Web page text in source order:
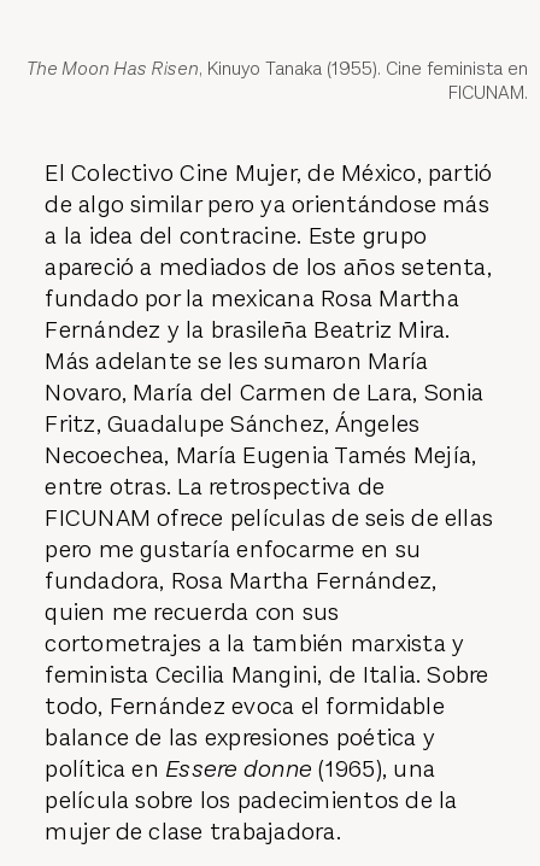
The Moon Has Risen, Kinuyo Tanaka (1955). Cine feminista en
FICUNAM.
El Colectivo Cine Mujer, de México, partió
de algo similar pero ya orientándose más
a la idea del contracine. Este grupo
apareció a mediados de los años setenta,
fundado por la mexicana Rosa Martha
Fernández y la brasileña Beatriz Mira.
Más adelante se les sumaron María
Novaro, María del Carmen de Lara, Sonia
Fritz, Guadalupe Sánchez, Ángeles
Necoechea, María Eugenia Tamés Mejía,
entre otras. La retrospectiva de
FICUNAM ofrece películas de seis de ellas
pero me gustaría enfocarme en su
fundadora, Rosa Martha Fernández,
quien me recuerda con sus
cortometrajes a la también marxista y
feminista Cecilia Mangini, de Italia. Sobre
todo, Fernández evoca el formidable
balance de las expresiones poética y
política en Essere donne (1965), una
película sobre los padecimientos de la
mujer de clase trabajadora.